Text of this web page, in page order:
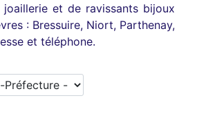
et de ravissants bijoux
: Bressuire, Niort, Parthenay,
et téléphone.